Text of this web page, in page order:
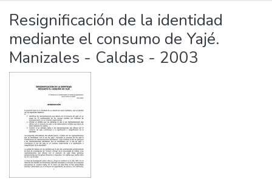
Resignificación de la identidad
mediante el consumo de Yajé.
Manizales - Caldas - 2003